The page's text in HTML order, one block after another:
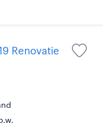
Renovatie